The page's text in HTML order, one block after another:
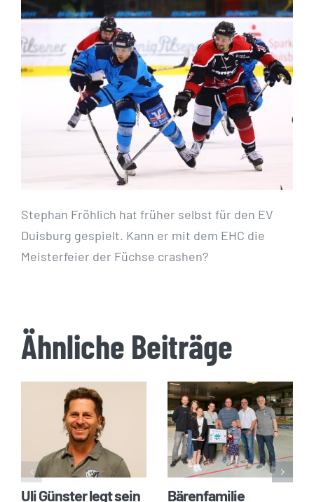
Stephan Fröhlich hat früher selbst für den EV
Duisburg gespielt. Kann er mit dem EHC die
Meisterfeier der Füchse crashen?
Ähnliche Beiträge
Uli Günster legt sein
Bärenfamilie